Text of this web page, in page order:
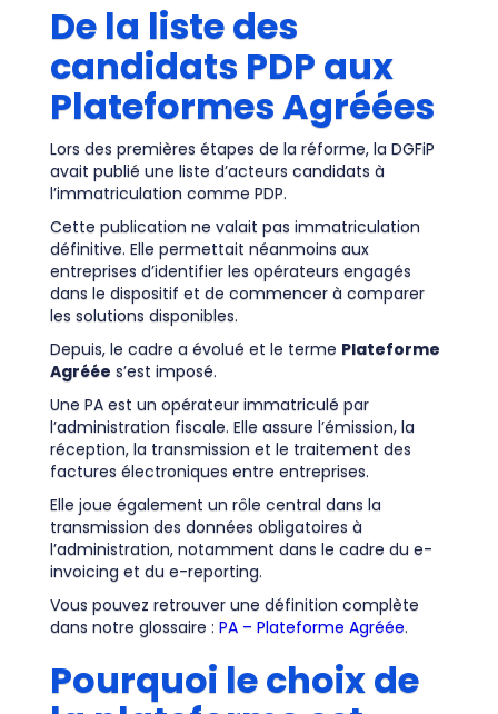
De la liste des
candidats PDP aux
Plateformes Agréées
Lors des premières étapes de la réforme, la DGFiP
avait publié une liste d’acteurs candidats à
l’immatriculation comme PDP.
Cette publication ne valait pas immatriculation
définitive. Elle permettait néanmoins aux
entreprises d’identifier les opérateurs engagés
dans le dispositif et de commencer à comparer
les solutions disponibles.
Depuis, le cadre a évolué et le terme Plateforme
Agréée s’est imposé.
Une PA est un opérateur immatriculé par
l’administration fiscale. Elle assure l’émission, la
réception, la transmission et le traitement des
factures électroniques entre entreprises.
Elle joue également un rôle central dans la
transmission des données obligatoires à
l’administration, notamment dans le cadre du e-
invoicing et du e-reporting.
Vous pouvez retrouver une définition complète
dans notre glossaire : PA – Plateforme Agréée.
Pourquoi le choix de